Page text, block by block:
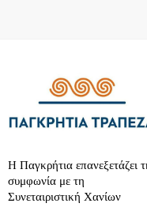
H Παγκρήτια επανεξετάζει
συμφωνία με τη
Συνεταιριστική Χανίων